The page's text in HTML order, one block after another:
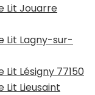
Lit Jouarre
Lit Lagny-sur-
Lésigny 77150
Lieusaint